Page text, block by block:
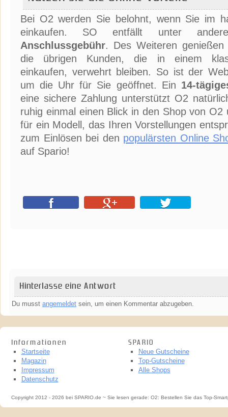
Bei O2 werden Sie belohnt, wenn Sie im
einkaufen. SO entfällt unter
Anschlussgebühr. Des Weiteren
die übrigen Kunden, die in einem
einkaufen, verwehrt bleiben. So ist der
um die Uhr für Sie geöffnet. Ein 14-
eine sichere Zahlung unterstützt O2
ruhig einmal einen Blick in den Shop von O2
für ein Modell, das Ihren Vorstellungen
zum Einlösen bei den populärsten Online
auf Spario!
Hinterlasse eine Antwort
Du musst angemeldet sein, um einen Kommentar abzugeben.
Informationen
Startseite
Magazin
Impressum
Datenschutz
SPARIO
Neue Gutscheine
Top-Gutscheine
Alle Shops
Copyright 2012 - 2026 bei SPARIO.de ~ Sie lesen gerade: O2: Bestellen Sie das Top-